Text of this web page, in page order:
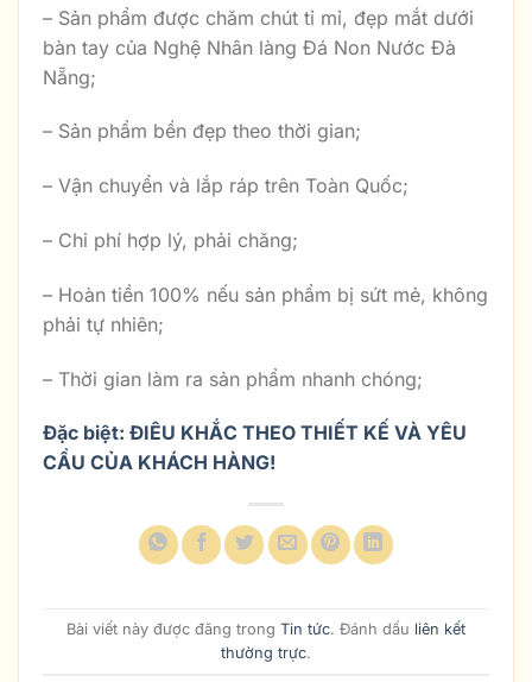
– Sản phẩm được chăm chút tỉ mỉ, đẹp mắt dưới
bàn tay của Nghệ Nhân làng Đá Non Nước Đà
Nẵng;
– Sản phẩm bền đẹp theo thời gian;
– Vận chuyển và lắp ráp trên Toàn Quốc;
– Chi phí hợp lý, phải chăng;
– Hoàn tiền 100% nếu sản phẩm bị sứt mẻ, không
phải tự nhiên;
– Thời gian làm ra sản phẩm nhanh chóng;
Đặc biệt: ĐIÊU KHẮC THEO THIẾT KẾ VÀ YÊU
CẦU CỦA KHÁCH HÀNG!
Bài viết này được đăng trong Tin tức. Đánh dấu liên kết
thường trực.